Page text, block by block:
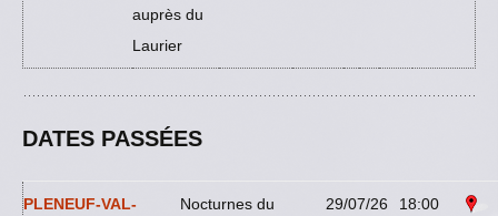
auprès du
Laurier
DATES PASSÉES
PLENEUF-VAL-
Nocturnes du
29/07/26 18:00